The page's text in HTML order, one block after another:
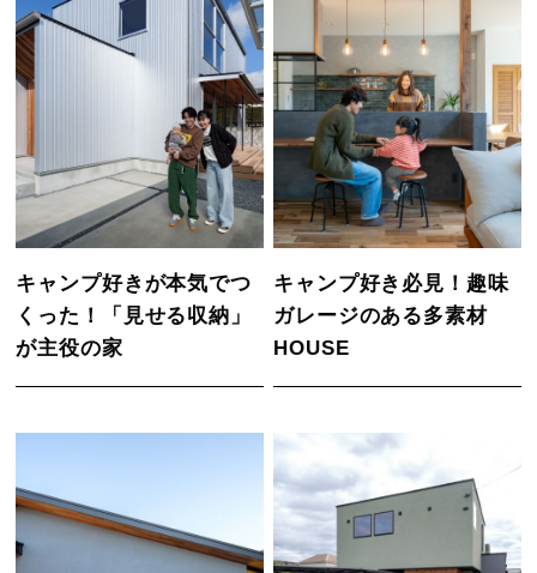
キャンプ好きが本気でつ
くった！「見せる収納」
が主役の家
キャンプ好き必見！趣味
ガレージのある多素材
HOUSE